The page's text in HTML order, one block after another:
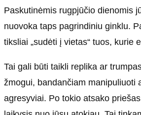
Paskutinėmis rugpjūčio dienomis
nuovoka taps pagrindiniu ginklu.
tiksliai „sudėti į vietas“ tuos, kurie
Tai gali būti taikli replika ar
žmogui, bandančiam manipuliuoti
agresyviai. Po tokio atsako